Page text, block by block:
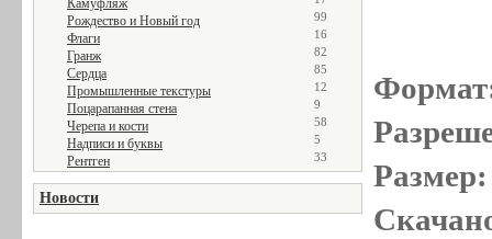
Камуфляж
Рождество и Новый год 99
Флаги 16
Гранж 82
Сердца 85
Промышленные текстуры 12
Поцарапанная стена 9
Черепа и кости 58
Надписи и буквы 5
Рентген 33
Новости